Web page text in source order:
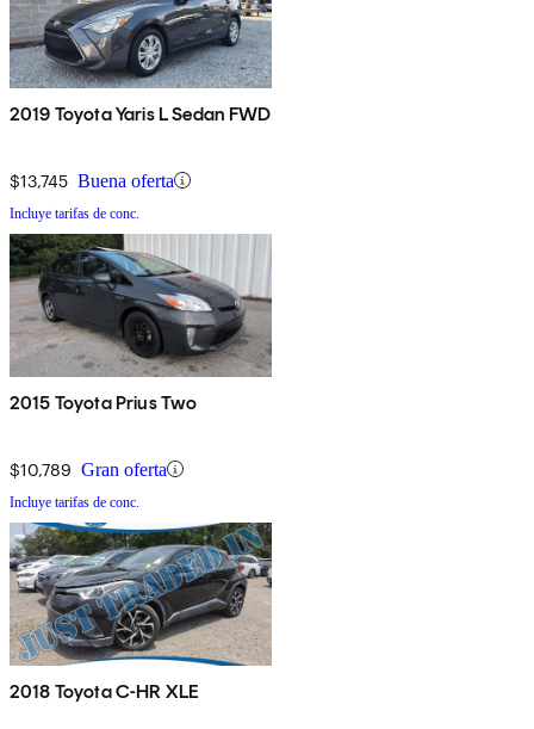
2019 Toyota Yaris L Sedan FWD
$13,745 Buena oferta
Incluye tarifas de conc.
2015 Toyota Prius Two
$10,789 Gran oferta
Incluye tarifas de conc.
2018 Toyota C-HR XLE